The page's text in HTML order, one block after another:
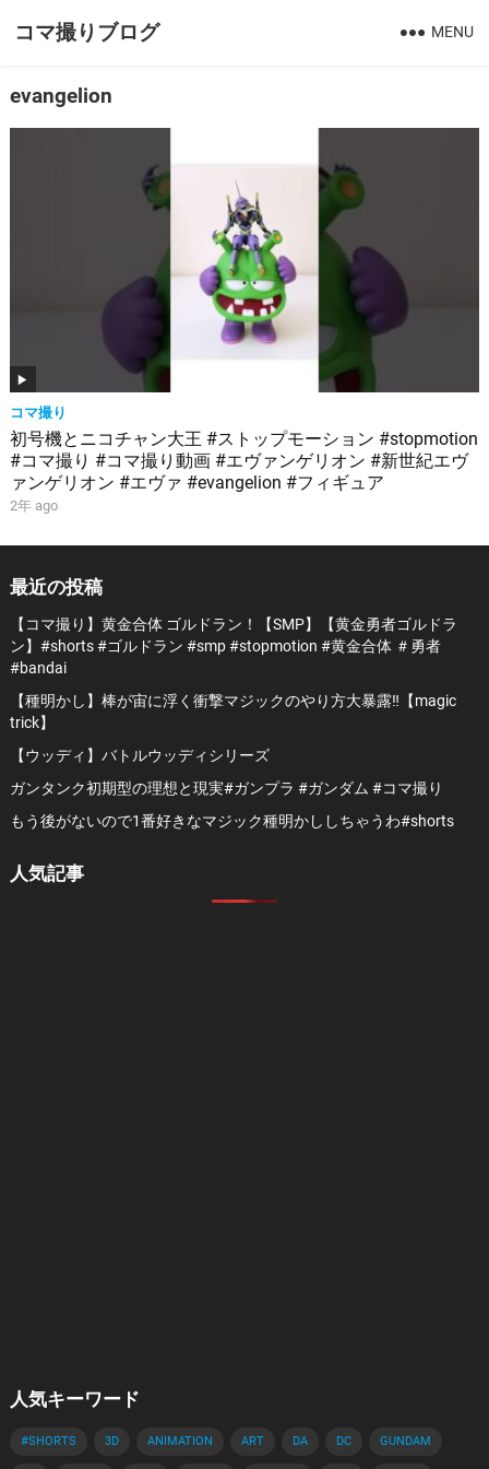
コマ撮りブログ MENU
evangelion
コマ撮り
初号機とニコチャン大王 #ストップモーション #stopmotion
#コマ撮り #コマ撮り動画 #エヴァンゲリオン #新世紀エヴ
ァンゲリオン #エヴァ #evangelion #フィギュア
2年 ago
最近の投稿
【コマ撮り】黄金合体 ゴルドラン！【SMP】【黄金勇者ゴルドラ
ン】#shorts #ゴルドラン #smp #stopmotion #黄金合体 ＃勇者
#bandai
【種明かし】棒が宙に浮く衝撃マジックのやり方大暴露‼️【magic
trick】
【ウッディ】バトルウッディシリーズ
ガンタンク初期型の理想と現実#ガンプラ #ガンダム #コマ撮り
もう後がないので1番好きなマジック種明かししちゃうわ#shorts
人気記事
人気キーワード
#SHORTS 3D ANIMATION ART DA DC GUNDAM